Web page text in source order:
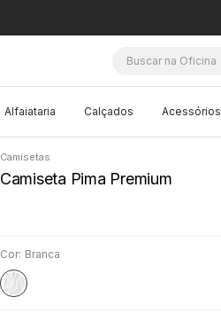
Buscar na Oficina
Alfaiataria Calçados Acessórios
Camisetas
Camiseta Pima Premium
Cor: Branca